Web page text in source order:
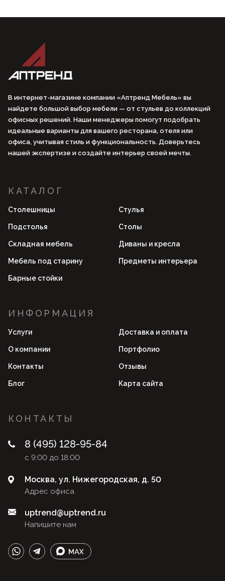
В интернет-магазине компании «Аптренд Мебель» вы
найдете большой выбор мебели — от стульев до коллекций
офисных решений. Наши менеджеры помогут подобрать
идеальные варианты для вашего ресторана, отеля или
офиса, учитывая стиль и функциональность. Доверьтесь
нашей экспертизе и создайте интерьер своей мечты.
КАТАЛОГ
Столешницы Стулья
Подстолья Столы
Складная мебель Диваны и кресла
Мебель под старину Предметы интерьера
Барные стойки
ИНФОРМАЦИЯ
Услуги Доставка и оплата
О компании Портфолио
Контакты Отзывы
Блог Карта сайта
КОНТАКТЫ
8 (495) 128-95-84
с 9:00 до 18:00
Адрес офиса
Москва, ул. Нижегородская, д. 50
Напишите нам
uptrend@uptrend.ru